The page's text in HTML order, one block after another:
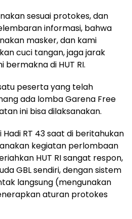
sesuai protokes, dan
informasi, bahwa
masker, dan kami
cuci tangan, jaga jarak
di HUT RI.
peserta yang telah
ada lomba Garena Free
ini bisa dilaksanakan.
Hadi RT 43 saat di beritahukan
kegiatan perlombaan
HUT RI sangat respon,
GBL sendiri, dengan sistem
langsung (mengunakan
aturan protokes